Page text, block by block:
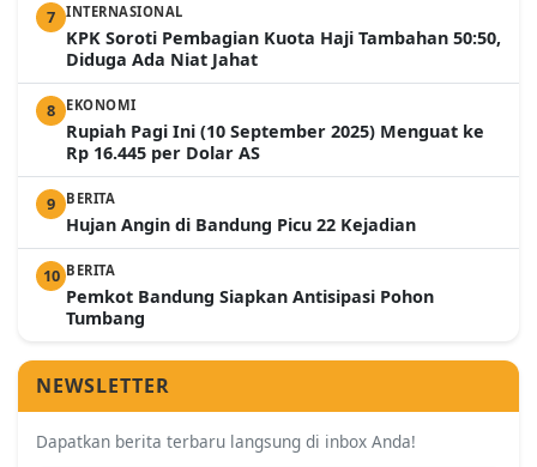
7 INTERNASIONAL
KPK Soroti Pembagian Kuota Haji Tambahan 50:50,
Diduga Ada Niat Jahat
8 EKONOMI
Rupiah Pagi Ini (10 September 2025) Menguat ke
Rp 16.445 per Dolar AS
9 BERITA
Hujan Angin di Bandung Picu 22 Kejadian
10 BERITA
Pemkot Bandung Siapkan Antisipasi Pohon
Tumbang
NEWSLETTER
Dapatkan berita terbaru langsung di inbox Anda!